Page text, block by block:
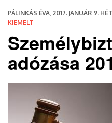
PÁLINKÁS ÉVA, 2017. JANUÁR 9.
KIEMELT
adózása